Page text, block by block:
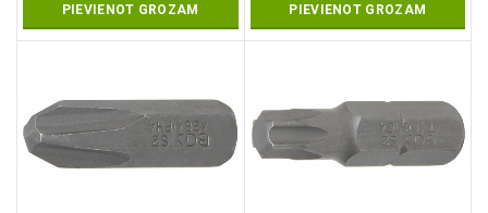
PIEVIENOT GROZAM PIEVIENOT GROZAM